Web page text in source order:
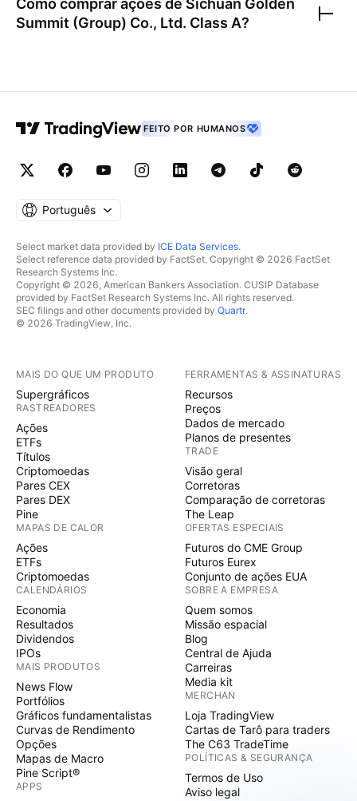
Como comprar ações de Sichuan Golden
Summit (Group) Co., Ltd. Class A?
FEITO POR HUMANOS
Português
Select market data provided by ICE Data Services.
Select reference data provided by FactSet. Copyright © 2026 FactSet
Research Systems Inc.
Copyright © 2026, American Bankers Association. CUSIP Database
provided by FactSet Research Systems Inc. All rights reserved.
SEC filings and other documents provided by Quartr.
© 2026 TradingView, Inc.
MAIS DO QUE UM PRODUTO
Supergráficos
RASTREADORES
Ações
ETFs
Títulos
Criptomoedas
Pares CEX
Pares DEX
Pine
MAPAS DE CALOR
Ações
ETFs
Criptomoedas
CALENDÁRIOS
Economia
Resultados
Dividendos
IPOs
MAIS PRODUTOS
News Flow
Portfólios
Gráficos fundamentalistas
Curvas de Rendimento
Opções
Mapas de Macro
Pine Script®
APPS
FERRAMENTAS & ASSINATURAS
Recursos
Preços
Dados de mercado
Planos de presentes
TRADE
Visão geral
Corretoras
Comparação de corretoras
The Leap
OFERTAS ESPECIAIS
Futuros do CME Group
Futuros Eurex
Conjunto de ações EUA
SOBRE A EMPRESA
Quem somos
Missão espacial
Blog
Central de Ajuda
Carreiras
Media kit
MERCHAN
Loja TradingView
Cartas de Tarô para traders
The C63 TradeTime
POLÍTICAS & SEGURANÇA
Termos de Uso
Aviso legal